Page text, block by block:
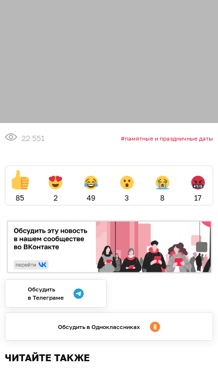
22 551 памятные и праздничные даты
85 2 49 3 8 17
Обсудить
в Телеграме
Обсудить в Одноклассниках
ЧИТАЙТЕ ТАКЖЕ